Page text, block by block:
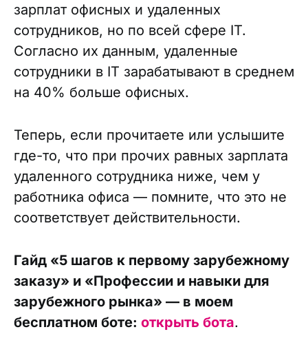
зарплат офисных и удаленных
сотрудников, но по всей сфере IT.
Согласно их данным, удаленные
сотрудники в IT зарабатывают в среднем
на 40% больше офисных.
Теперь, если прочитаете или услышите
где-то, что при прочих равных зарплата
удаленного сотрудника ниже, чем у
работника офиса — помните, что это не
соответствует действительности.
Гайд «5 шагов к первому зарубежному
заказу» и «Профессии и навыки для
зарубежного рынка» — в моем
бесплатном боте: открыть бота.